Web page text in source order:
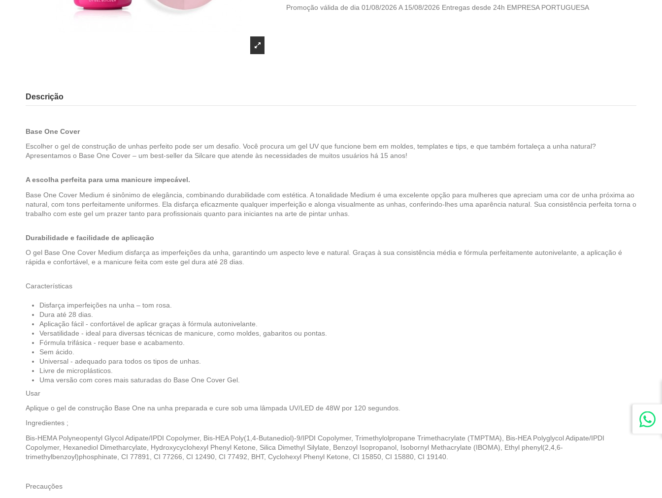
Promoção válida de dia 01/08/2026 A 15/08/2026 Entregas desde 24h EMPRESA PORTUGUESA
Descrição
Base One Cover
Escolher o gel de construção de unhas perfeito pode ser um desafio. Você procura um gel UV que funcione bem em moldes, templates e tips, e que também fortaleça a unha natural?
Apresentamos o Base One Cover – um best-seller da Silcare que atende às necessidades de muitos usuários há 15 anos!
A escolha perfeita para uma manicure impecável.
Base One Cover Medium é sinônimo de elegância, combinando durabilidade com estética. A tonalidade Medium é uma excelente opção para mulheres que apreciam uma cor de unha próxima ao
natural, com tons perfeitamente uniformes. Ela disfarça eficazmente qualquer imperfeição e alonga visualmente as unhas, conferindo-lhes uma aparência natural. Sua consistência perfeita torna o
trabalho com este gel um prazer tanto para profissionais quanto para iniciantes na arte de pintar unhas.
Durabilidade e facilidade de aplicação
O gel Base One Cover Medium disfarça as imperfeições da unha, garantindo um aspecto leve e natural. Graças à sua consistência média e fórmula perfeitamente autonivelante, a aplicação é
rápida e confortável, e a manicure feita com este gel dura até 28 dias.
Características
Disfarça imperfeições na unha – tom rosa.
Dura até 28 dias.
Aplicação fácil - confortável de aplicar graças à fórmula autonivelante.
Versatilidade - ideal para diversas técnicas de manicure, como moldes, gabaritos ou pontas.
Fórmula trifásica - requer base e acabamento.
Sem ácido.
Universal - adequado para todos os tipos de unhas.
Livre de microplásticos.
Uma versão com cores mais saturadas do Base One Cover Gel.
Usar
Aplique o gel de construção Base One na unha preparada e cure sob uma lâmpada UV/LED de 48W por 120 segundos.
Ingredientes ;
Bis-HEMA Polyneopentyl Glycol Adipate/IPDI Copolymer, Bis-HEA Poly(1,4-Butanediol)-9/IPDI Copolymer, Trimethylolpropane Trimethacrylate (TMPTMA), Bis-HEA Polyglycol Adipate/IPDI
Copolymer, Hexanediol Dimetharcylate, Hydroxycyclohexyl Phenyl Ketone, Silica Dimethyl Silylate, Benzoyl Isopropanol, Isobornyl Methacrylate (IBOMA), Ethyl phenyl(2,4,6-
trimethylbenzoyl)phosphinate, CI 77891, CI 77266, CI 12490, CI 77492, BHT, Cyclohexyl Phenyl Ketone, CI 15850, CI 15880, CI 19140.
Precauções